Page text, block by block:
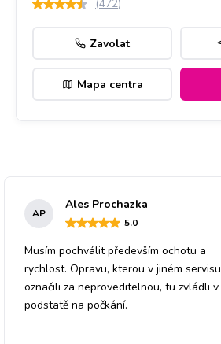
(472)
Zavolat
Mapa centra
AP
Ales Prochazka
5.0
Musím pochválit především ochotu a
rychlost. Opravu, kterou v jiném servisu
označili za neproveditelnou, tu zvládli v
podstatě na počkání.